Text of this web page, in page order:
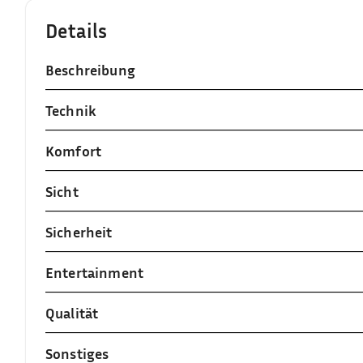
Details
Beschreibung
Technik
Komfort
Sicht
Sicherheit
Entertainment
Qualität
Sonstiges